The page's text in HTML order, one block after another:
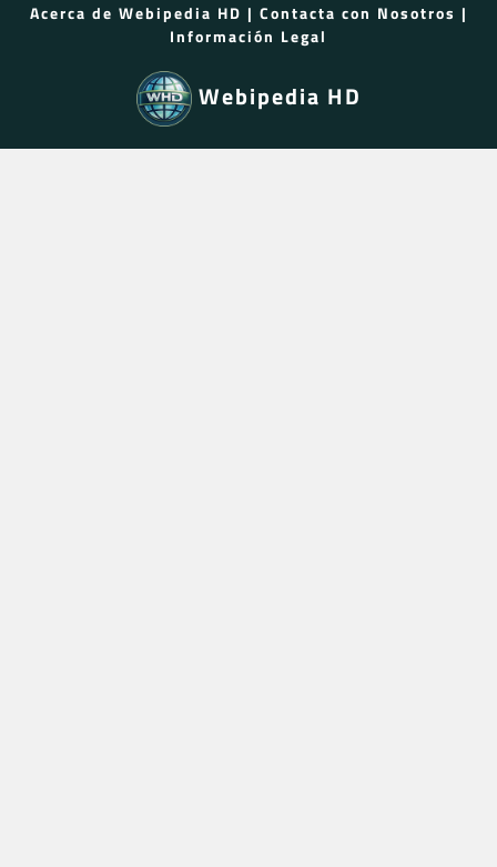
Acerca de Webipedia HD | Contacta con Nosotros |
Información Legal
Webipedia HD